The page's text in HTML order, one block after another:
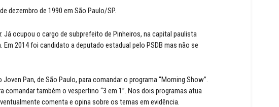
dezembro de 1990 em São Paulo/SP.
Já ocupou o cargo de subprefeito de Pinheiros, na capital paulista
Em 2014 foi candidato a deputado estadual pelo PSDB mas não se
Pan, de São Paulo, para comandar o programa “Morning Show”.
também o vespertino “3 em 1”. Nos dois programas atua
comenta e opina sobre os temas em evidência.